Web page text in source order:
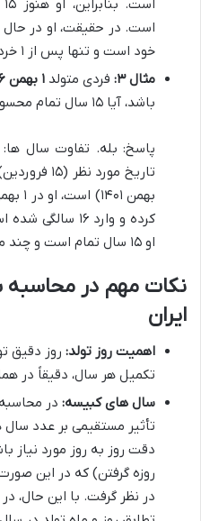
است. در حقیقت، او در حال
خود است و تنها پس از ۱ خرداد ۱۴۰۲، ۱۵ سالش تمام می شود.
مثال ۳:
فردی متولد ۱ بهمن ۱۳۸۶
باشد، آیا ۱۵ سال تمام محسوب می شود؟
او ۱۵ سال تمام است و چند ماه نیز از آن گذشته است.
نکات مهم در
ایران
اهمیت روز تولد: روز دقیق
تکمیل هر سال، دقیقاً در
سال های کبیسه: در
تأثیر مستقیمی بر عدد سال
دقت روز به روز مورد نیاز
روزه گرفتن) که در این
در نظر گرفت. با این حال،